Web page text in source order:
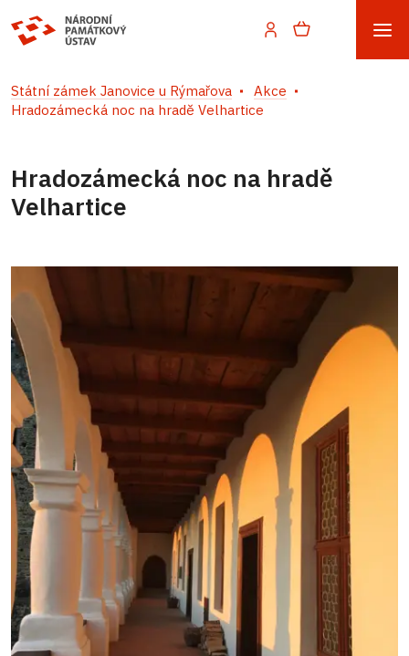
Státní zámek Janovice u Rýmařova
Akce
Hradozámecká noc na hradě Velhartice
Hradozámecká noc na hradě
Velhartice